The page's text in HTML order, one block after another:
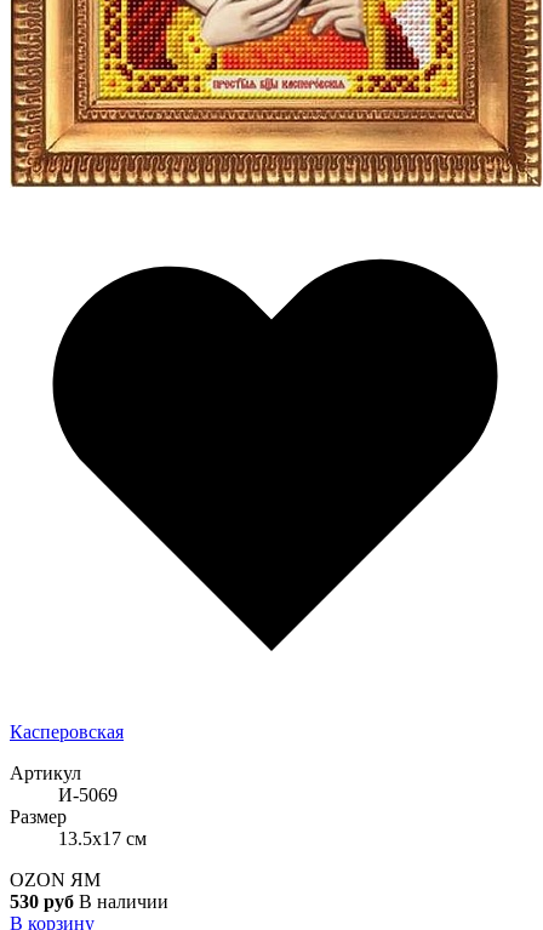
Касперовская
Артикул
И-5069
Размер
13.5x17 см
OZON ЯМ
530 руб В наличии
В корзину